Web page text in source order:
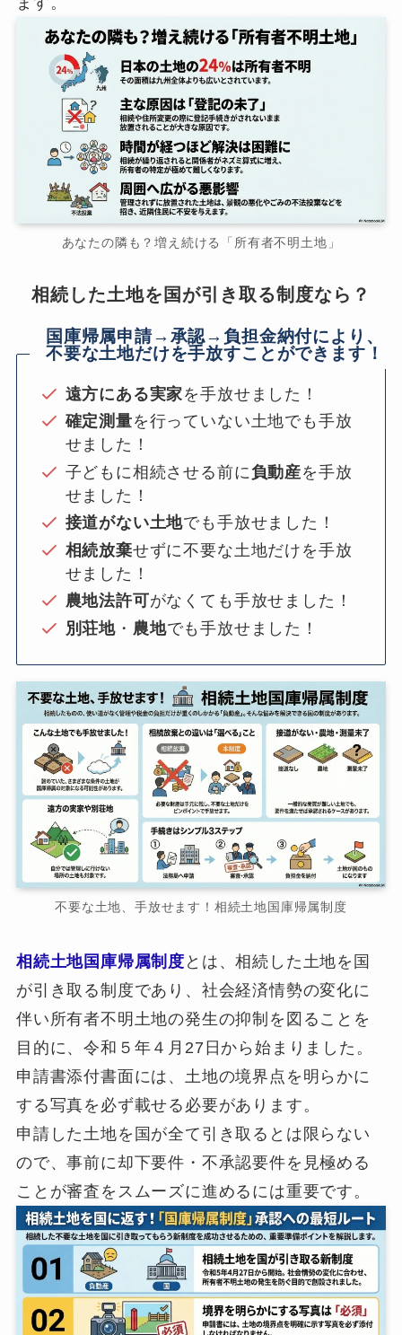
あなたの隣も？増え続ける「所有者不明土地」
相続した土地を国が引き取る制度なら？
国庫帰属申請→承認→負担金納付により、
不要な土地だけを手放すことができます！
遠方にある実家を手放せました！
確定測量を行っていない土地でも手放
せました！
子どもに相続させる前に負動産を手放
せました！
接道がない土地でも手放せました！
相続放棄せずに不要な土地だけを手放
せました！
農地法許可がなくても手放せました！
別荘地 ・ 農地でも手放せました！
不要な土地、手放せます！相続土地国庫帰属制度
相続土地国庫帰属制度 とは、相続した土地を国
が引き取る制度であり、社会経済情勢の変化に
伴い所有者不明土地の発生の抑制を図ることを
目的に、令和５年４月27日から始まりました。
申請書添付書面には、土地の境界点を明らかに
する写真を必ず載せる必要があります。
申請した土地を国が全て引き取るとは限らない
ので、事前に却下要件・不承認要件を見極める
ことが審査をスムーズに進めるには重要です。